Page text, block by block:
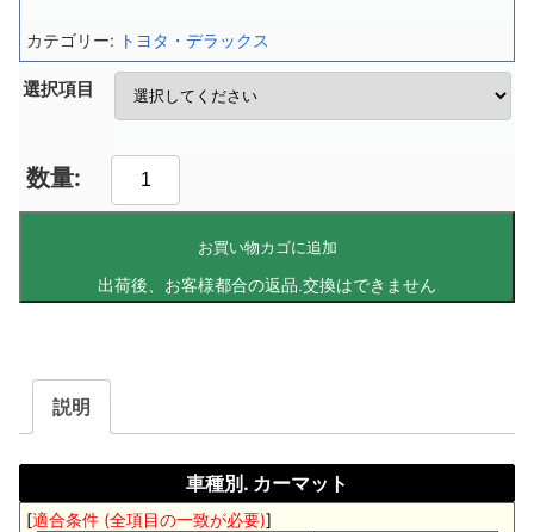
選択項目
お買い物カゴに追加
カテゴリー: トヨタ・デラックス
説明
車種別. カーマット
[適合条件 (全項目の一致が必要)]